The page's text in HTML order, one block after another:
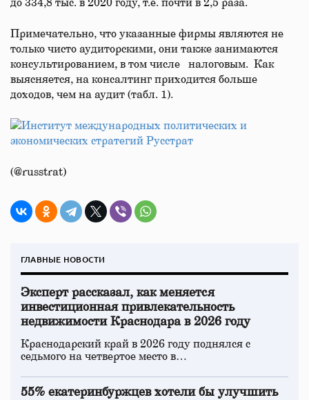
до 334,8 тыс. в 2020 году, т.е. почти в 2,5 раза.
Примечательно, что указанные фирмы являются не
только чисто аудиторскими, они также занимаются
консультированием, в том числе налоговым. Как
выясняется, на консалтинг приходится больше
доходов, чем на аудит (табл. 1).
Институт международных политических и
экономических стратегий Русстрат
(@russtrat)
ГЛАВНЫЕ НОВОСТИ
Эксперт рассказал, как меняется
инвестиционная привлекательность
недвижимости Краснодара в 2026 году
Краснодарский край в 2026 году поднялся с
седьмого на четвертое место в…
55% екатеринбуржцев хотели бы улучшить